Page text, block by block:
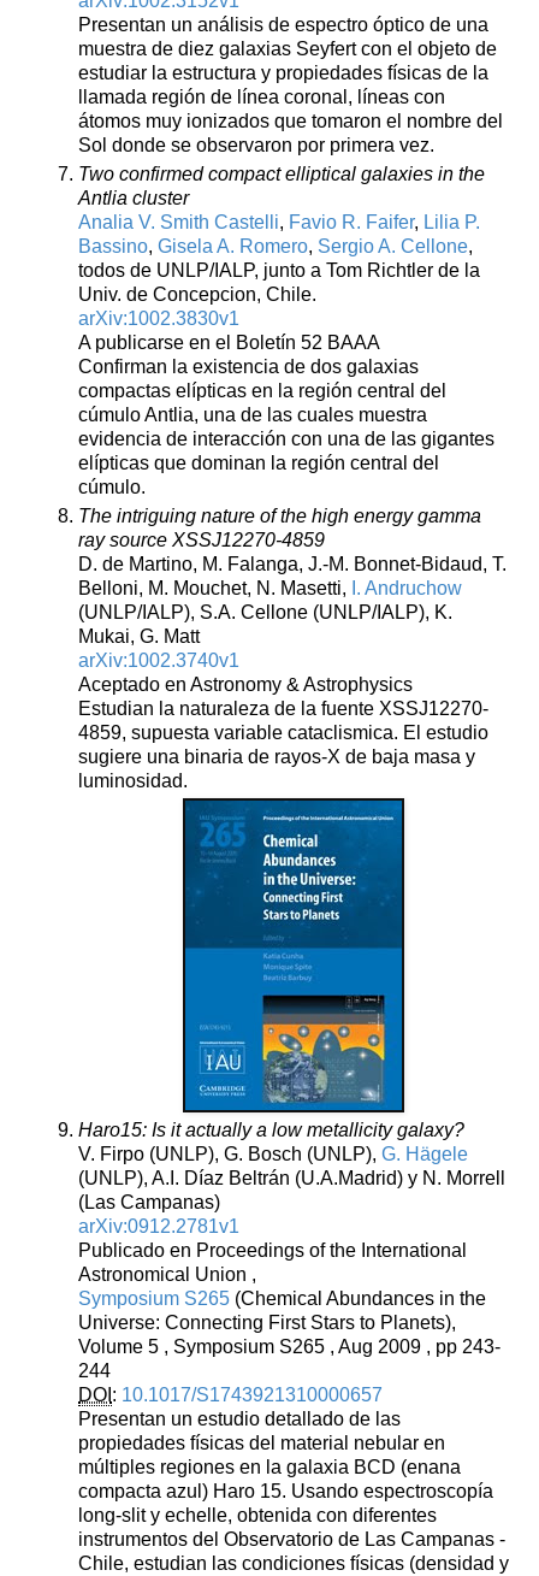
Presentan un análisis de espectro óptico de una
muestra de diez galaxias Seyfert con el objeto de
estudiar la estructura y propiedades físicas de la
llamada región de línea coronal, líneas con
átomos muy ionizados que tomaron el nombre del
Sol donde se observaron por primera vez.
Two confirmed compact elliptical galaxies in the
Antlia cluster
Analia V. Smith Castelli, Favio R. Faifer, Lilia P.
Bassino, Gisela A. Romero, Sergio A. Cellone,
todos de UNLP/IALP, junto a Tom Richtler de la
Univ. de Concepcion, Chile.
arXiv:1002.3830v1
A publicarse en el Boletín 52 BAAA
Confirman la existencia de dos galaxias
compactas elípticas en la región central del
cúmulo Antlia, una de las cuales muestra
evidencia de interacción con una de las gigantes
elípticas que dominan la región central del
cúmulo.
The intriguing nature of the high energy gamma
ray source XSSJ12270-4859
D. de Martino, M. Falanga, J.-M. Bonnet-Bidaud, T.
Belloni, M. Mouchet, N. Masetti, I. Andruchow
(UNLP/IALP), S.A. Cellone (UNLP/IALP), K.
Mukai, G. Matt
arXiv:1002.3740v1
Aceptado en Astronomy & Astrophysics
Estudian la naturaleza de la fuente XSSJ12270-
4859, supuesta variable cataclismica. El estudio
sugiere una binaria de rayos-X de baja masa y
luminosidad.
Haro15: Is it actually a low metallicity galaxy?
V. Firpo (UNLP), G. Bosch (UNLP), G. Hägele
(UNLP), A.I. Díaz Beltrán (U.A.Madrid) y N. Morrell
(Las Campanas)
arXiv:0912.2781v1
Publicado en Proceedings of the International
Astronomical Union ,
Symposium S265 (Chemical Abundances in the
Universe: Connecting First Stars to Planets),
Volume 5 , Symposium S265 , Aug 2009 , pp 243-
244
DOI : 10.1017/S1743921310000657
Presentan un estudio detallado de las
propiedades físicas del material nebular en
múltiples regiones en la galaxia BCD (enana
compacta azul) Haro 15. Usando espectroscopía
long-slit y echelle, obtenida con diferentes
instrumentos del Observatorio de Las Campanas -
Chile, estudian las condiciones físicas (densidad y